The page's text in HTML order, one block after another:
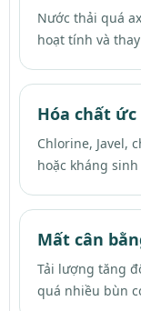
Nước thải quá
hoạt tính và
Hóa chất ức
Chlorine, Javel,
hoặc kháng
Mất cân
Tải lượng tăng
quá nhiều bùn